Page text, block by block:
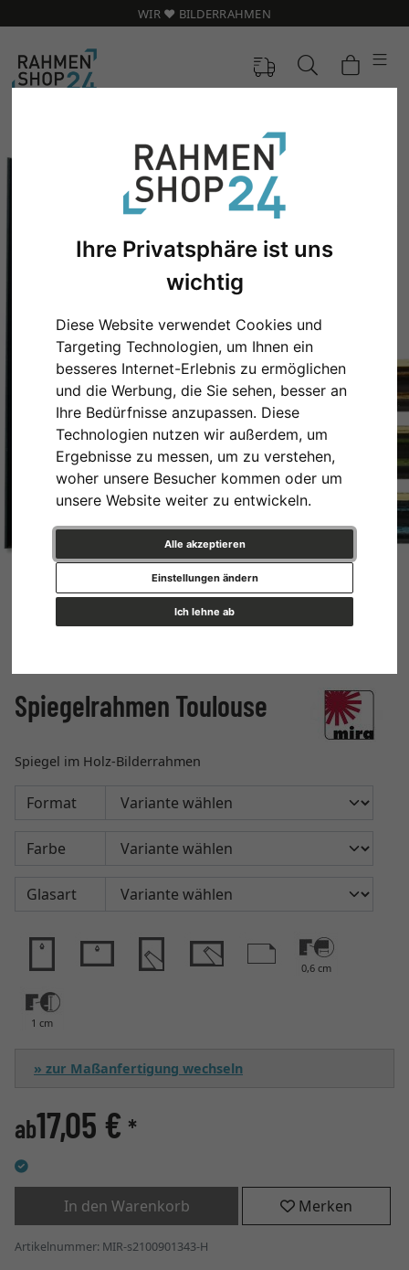
Ihre Privatsphäre ist uns
wichtig
Diese Website verwendet Cookies und
Targeting Technologien, um Ihnen ein
besseres Internet-Erlebnis zu ermöglichen
und die Werbung, die Sie sehen, besser an
Ihre Bedürfnisse anzupassen. Diese
Technologien nutzen wir außerdem, um
Ergebnisse zu messen, um zu verstehen,
woher unsere Besucher kommen oder um
unsere Website weiter zu entwickeln.
Alle akzeptieren
Ich lehne ab
Einstellungen ändern
WIR ❤️ BILDERRAHMEN
Zurück
Spiegelrahmen Toulouse
Spiegel im Holz-Bilderrahmen
Format
Farbe
Glasart
0,6 cm
1 cm
» zur Maßanfertigung wechseln
ab17,05 € *
In den Warenkorb Merken
Artikelnummer: MIR-s2100901343-H